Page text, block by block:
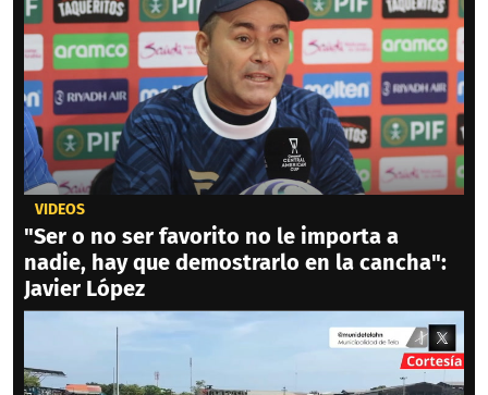
VIDEOS
"Ser o no ser favorito no le importa a
nadie, hay que demostrarlo en la cancha":
Javier López